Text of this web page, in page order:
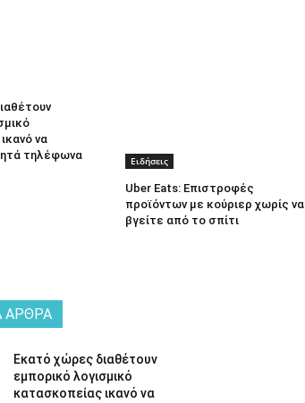
να
τηλέφωνα
Ειδήσεις
Uber Eats: Επιστροφές
προϊόντων με κούριερ χωρίς να
βγείτε από το σπίτι
ΆΡΘΡΑ
Εκατό χώρες διαθέτουν
εμπορικό λογισμικό
κατασκοπείας ικανό να